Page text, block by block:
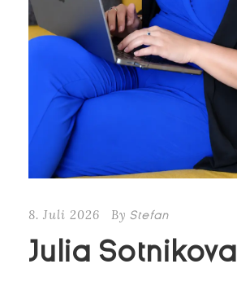
8. Juli 2026 By Stefan
Julia Sotnikova